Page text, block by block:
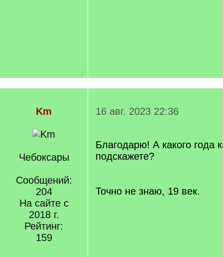
Km
Чебоксары
Сообщений:
204
На сайте с
2018 г.
Рейтинг:
159
16 авг. 2023 22:36
Благодарю! А какого года
подскажете?
Точно не знаю, 19 век.